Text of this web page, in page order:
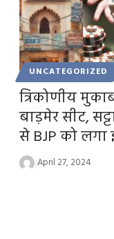
UNCATEGORIZED
त्रिकोणीय
बाड़मेर सीट,
से BJP को
April 27, 2024